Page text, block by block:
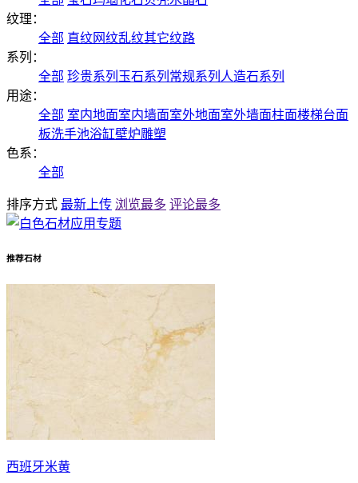
纹理：
全部 直纹网纹乱纹其它纹路
系列：
全部 珍贵系列 玉石系列 常规系列 人造石系列
用途：
全部 室内地面室内墙面室外地面室外墙面柱面楼梯台面
板洗手池浴缸壁炉雕塑
色系：
全部
排序方式 最新上传 浏览最多 评论最多
推荐石材
西班牙米黄